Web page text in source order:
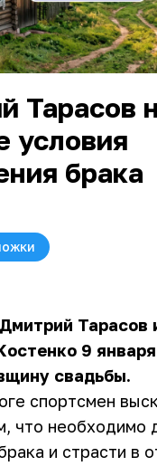
Тарасов
условия
брака
Тарасов
9
свадьбы.
спортсмен
что необходимо
и страсти в